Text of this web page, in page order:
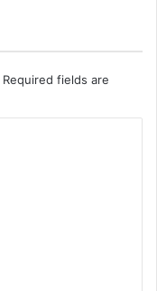
Required fields are